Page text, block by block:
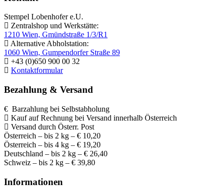
Stempel Lobenhofer e.U.
Zentralshop und Werkstätte:
1210 Wien, Gmündstraße 1/3/R1
Alternative Abholstation:
1060 Wien, Gumpendorfer Straße 89
+43 (0)650 900 00 32
Kontaktformular
Bezahlung & Versand
€ Barzahlung bei Selbstabholung
Kauf auf Rechnung bei Versand innerhalb Österreich
Versand durch Österr. Post
Österreich – bis 2 kg – € 10,20
Österreich – bis 4 kg – € 19,20
Deutschland – bis 2 kg – € 26,40
Schweiz – bis 2 kg – € 39,80
Informationen